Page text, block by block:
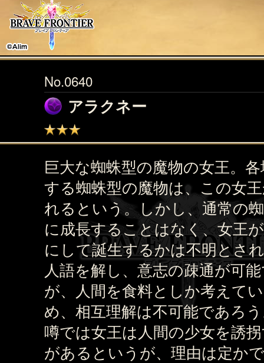
No.0640
アラクネー
巨大な蜘蛛型の魔物の女王。
する蜘蛛型の魔物は、この女
れるという。しかし、通常の
に成長することはなく、女王
にして誕生するかは不明とさ
人語を解し、意志の疎通が可
が、人間を食料としか考えて
め、相互理解は不可能であろ
噂では女王は人間の少女を誘
があるというが、理由は定か